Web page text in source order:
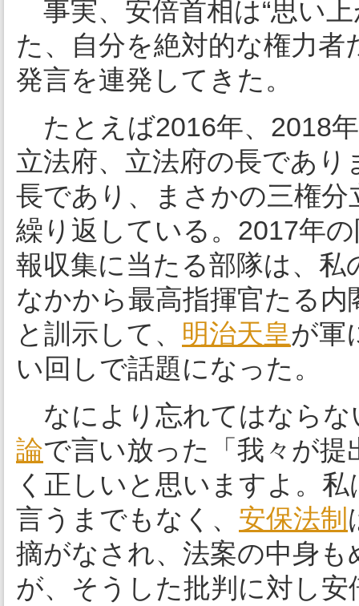
事実、安倍首相は“思い
た、自分を絶対的な権力
発言を連発してきた。
たとえば2016年、2018
立法府、立法府の長であ
長であり、まさかの三権
繰り返している。2017年
報収集に当たる部隊は、
なかから最高指揮官たる
と訓示して、 明治天皇が軍
い回しで話題になった。
なにより忘れてはならな
論で言い放った「我々が
く正しいと思いますよ。
言うまでもなく、 安保法制
摘がなされ、法案の中身
が、そうした批判に対し